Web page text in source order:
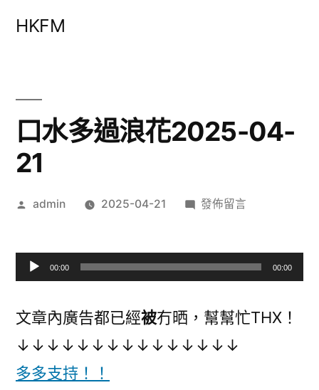
HKFM
口水多過浪花2025-04-
21
作
admin 2025-04-21
在
多
過
花
2025-
發佈留言
訊
播
放
00:00 00:00
文章內廣告都已經被冇晒，幫幫忙THX！
↓↓↓↓↓↓↓↓↓↓↓↓↓↓↓
多多支持！！